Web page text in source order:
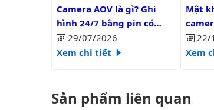
Camera AOV là gì? Ghi hình 24/7 bằng
Camera AOV là gì? Ghi
hình 24/7 bằng pin có
liên tục?
29/07/2026
Xem chi tiết
Mật
Mật
22/
Xem
Sản phẩm liên quan